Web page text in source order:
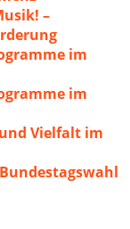
–
im
im
Vielfalt im